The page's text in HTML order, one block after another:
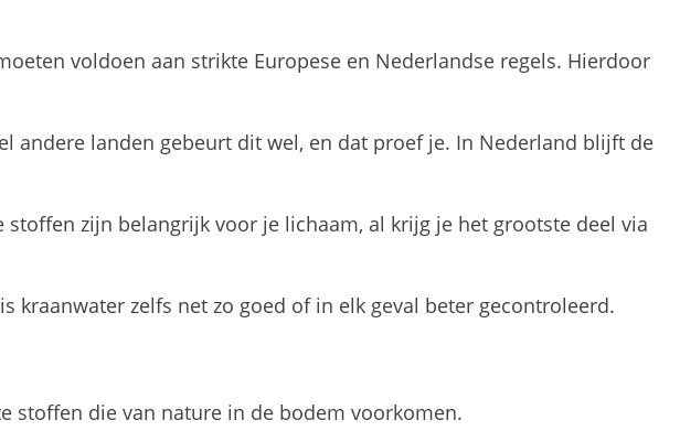
voldoen aan strikte Europese en Nederlandse regels. Hierdoor
andere landen gebeurt dit wel, en dat proef je. In Nederland blijft de
zijn belangrijk voor je lichaam, al krijg je het grootste deel via
kraanwater zelfs net zo goed of in elk geval beter gecontroleerd.
stoffen die van nature in de bodem voorkomen.